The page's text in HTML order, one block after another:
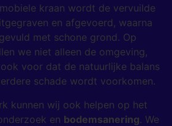
kraan wordt de vervuilde
en afgevoerd, waarna
met schone grond. Op
we niet alleen de omgeving,
voor dat de natuurlijke balans
schade wordt voorkomen.
kunnen wij ook helpen op het
en bodemsanering. We